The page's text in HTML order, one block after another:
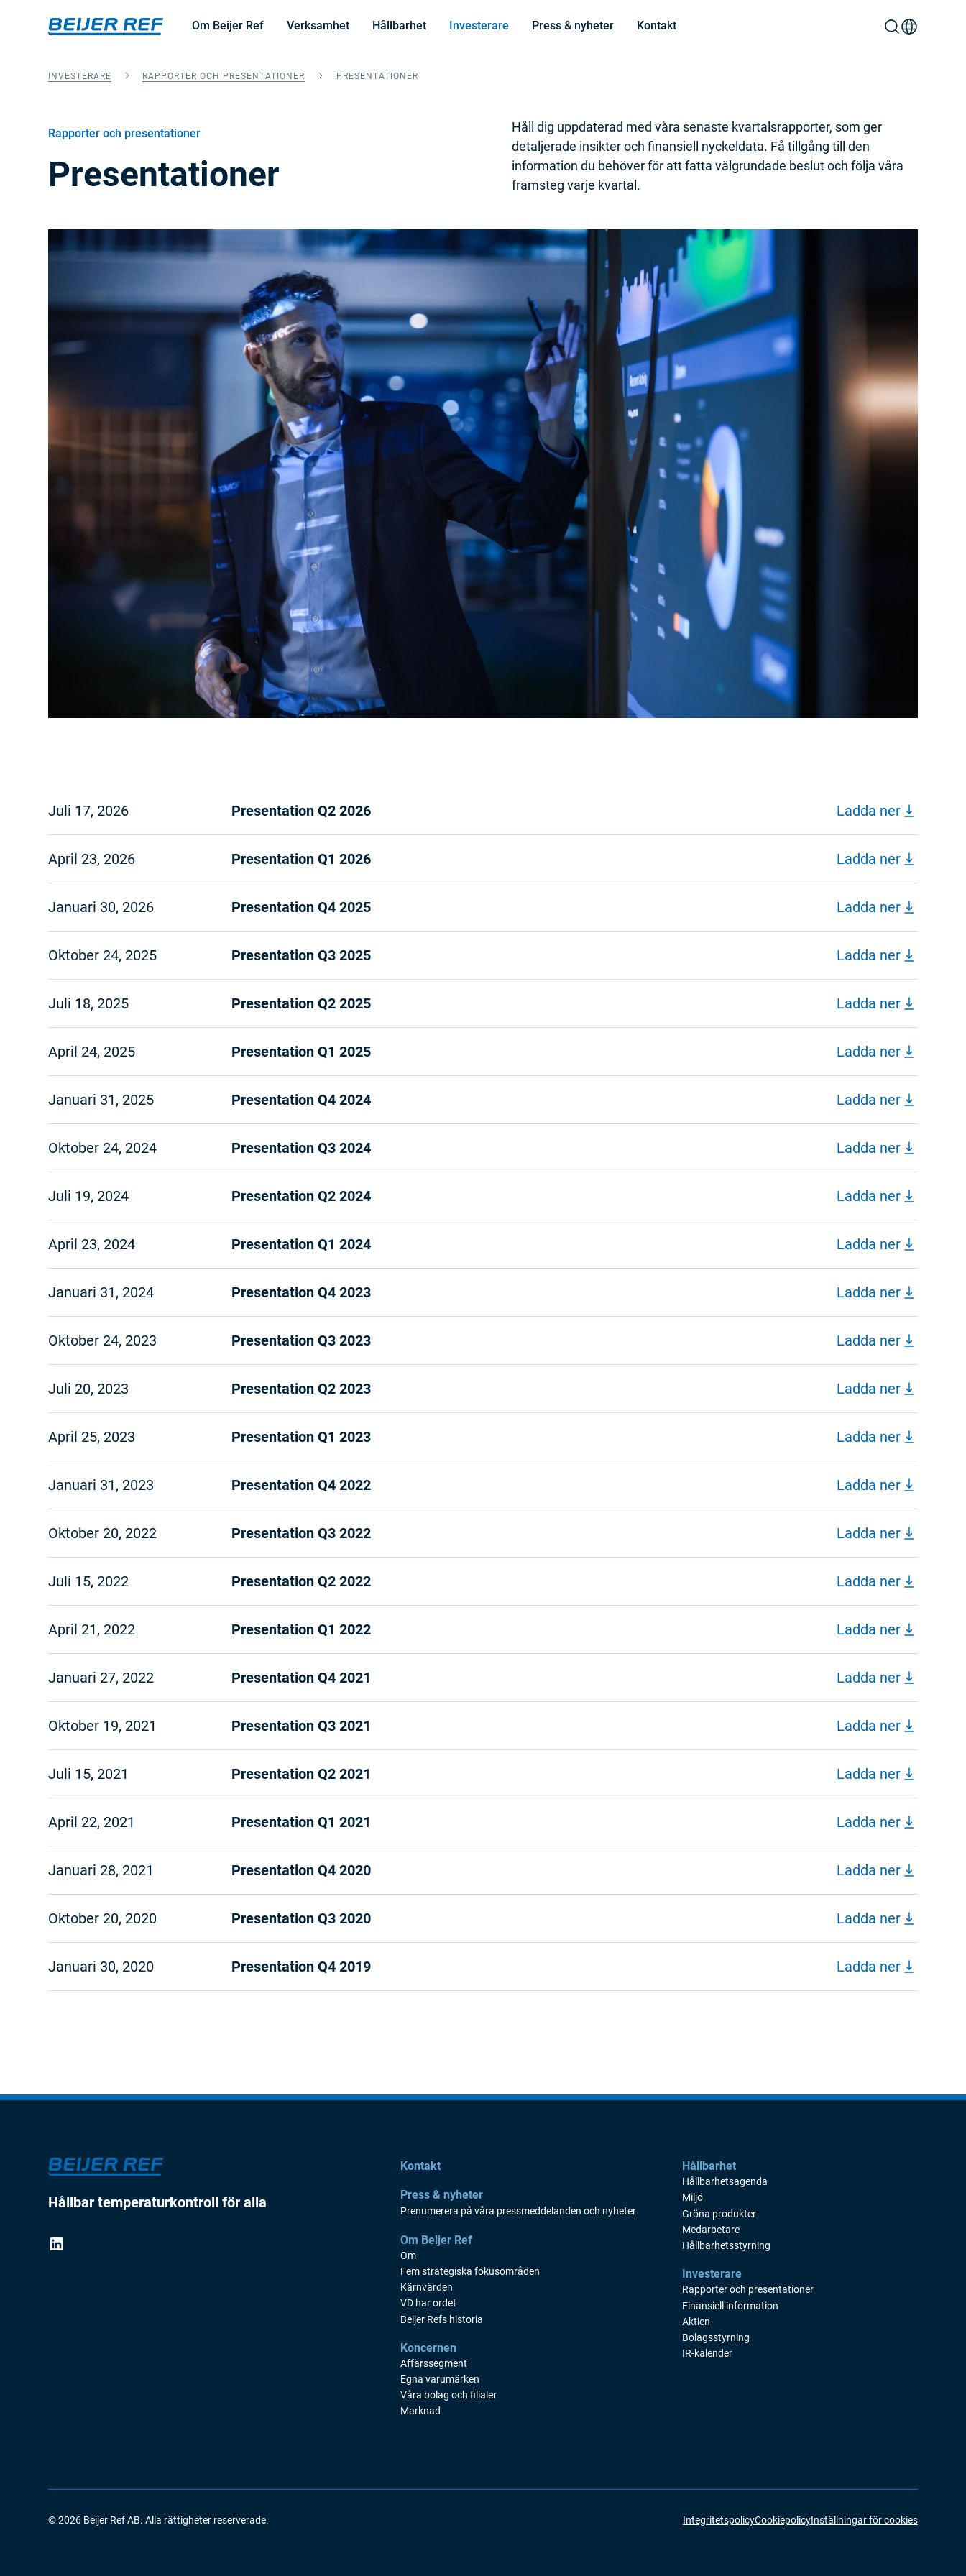
Om Beijer Ref Verksamhet Hållbarhet Investerare Press & nyheter Kontakt
INVESTERARE RAPPORTER OCH PRESENTATIONER PRESENTATIONER
Rapporter och presentationer
Presentationer
Håll dig uppdaterad med våra senaste kvartalsrapporter, som ger
detaljerade insikter och finansiell nyckeldata. Få tillgång till den
information du behöver för att fatta välgrundade beslut och följa våra
framsteg varje kvartal.
Juli 17, 2026 Presentation Q2 2026 Ladda ner
April 23, 2026 Presentation Q1 2026 Ladda ner
Januari 30, 2026 Presentation Q4 2025 Ladda ner
Oktober 24, 2025 Presentation Q3 2025 Ladda ner
Juli 18, 2025 Presentation Q2 2025 Ladda ner
April 24, 2025 Presentation Q1 2025 Ladda ner
Januari 31, 2025 Presentation Q4 2024 Ladda ner
Oktober 24, 2024 Presentation Q3 2024 Ladda ner
Juli 19, 2024 Presentation Q2 2024 Ladda ner
April 23, 2024 Presentation Q1 2024 Ladda ner
Januari 31, 2024 Presentation Q4 2023 Ladda ner
Oktober 24, 2023 Presentation Q3 2023 Ladda ner
Juli 20, 2023 Presentation Q2 2023 Ladda ner
April 25, 2023 Presentation Q1 2023 Ladda ner
Januari 31, 2023 Presentation Q4 2022 Ladda ner
Oktober 20, 2022 Presentation Q3 2022 Ladda ner
Juli 15, 2022 Presentation Q2 2022 Ladda ner
April 21, 2022 Presentation Q1 2022 Ladda ner
Januari 27, 2022 Presentation Q4 2021 Ladda ner
Oktober 19, 2021 Presentation Q3 2021 Ladda ner
Juli 15, 2021 Presentation Q2 2021 Ladda ner
April 22, 2021 Presentation Q1 2021 Ladda ner
Januari 28, 2021 Presentation Q4 2020 Ladda ner
Oktober 20, 2020 Presentation Q3 2020 Ladda ner
Januari 30, 2020 Presentation Q4 2019 Ladda ner
Hållbar temperaturkontroll för alla
Kontakt
Press & nyheter
Prenumerera på våra pressmeddelanden och nyheter
Om Beijer Ref
Om
Fem strategiska fokusområden
Kärnvärden
VD har ordet
Beijer Refs historia
Koncernen
Affärssegment
Egna varumärken
Våra bolag och filialer
Marknad
Hållbarhet
Hållbarhetsagenda
Miljö
Gröna produkter
Medarbetare
Hållbarhetsstyrning
Investerare
Rapporter och presentationer
Finansiell information
Aktien
Bolagsstyrning
IR-kalender
©2026 Beijer Ref AB. Alla rättigheter reserverade. IntegritetspolicyCookiepolicyInställningar för cookies